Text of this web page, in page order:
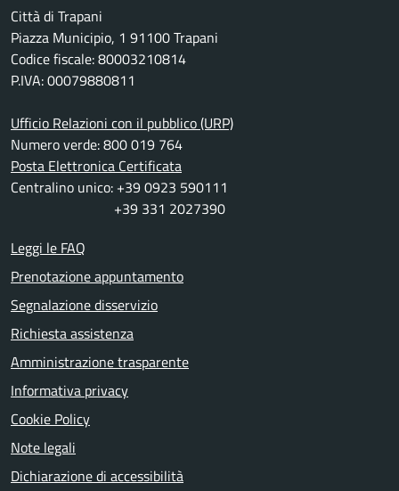
Città di Trapani
Piazza Municipio, 1 91100 Trapani
Codice fiscale: 80003210814
P.IVA: 00079880811
Ufficio Relazioni con il pubblico (URP)
Numero verde: 800 019 764
Posta Elettronica Certificata
Centralino unico: +39 0923 590111
+39 331 2027390
Leggi le FAQ
Prenotazione appuntamento
Segnalazione disservizio
Richiesta assistenza
Amministrazione trasparente
Informativa privacy
Cookie Policy
Note legali
Dichiarazione di accessibilità